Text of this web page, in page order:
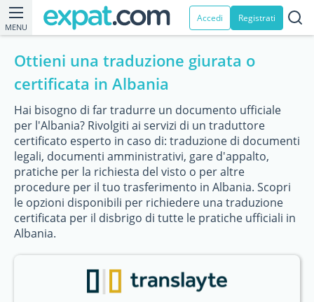
MENU
Accedi Registrati
Ottieni una traduzione giurata o
certificata in Albania
Hai bisogno di far tradurre un documento ufficiale
per l'Albania? Rivolgiti ai servizi di un traduttore
certificato esperto in caso di: traduzione di documenti
legali, documenti amministrativi, gare d'appalto,
pratiche per la richiesta del visto o per altre
procedure per il tuo trasferimento in Albania. Scopri
le opzioni disponibili per richiedere una traduzione
certificata per il disbrigo di tutte le pratiche ufficiali in
Albania.